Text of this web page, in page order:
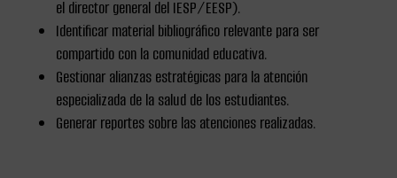
el director general del IESP/EESP).
Identificar material bibliográfico relevante para ser
compartido con la comunidad educativa.
Gestionar alianzas estratégicas para la atención
especializada de la salud de los estudiantes.
Generar reportes sobre las atenciones realizadas.